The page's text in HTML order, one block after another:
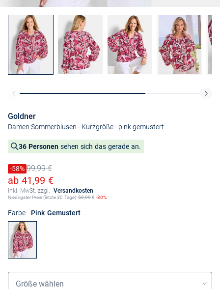
Goldner
Damen Sommerblusen - Kurzgröße- pink gemustert
36 Personen sehen sich das gerade an.
Preis reduziert um
-58%
Alter Preis99,99 €
Ermäßigter Preis
ab 41,99 €
Inkl. MwSt. zzgl. Versandkosten
Niedrigster Preis (letzte 30 Tage):59,99€ -30%
Farbe: Pink Gemustert
Grössenauswahl
Größe wählen